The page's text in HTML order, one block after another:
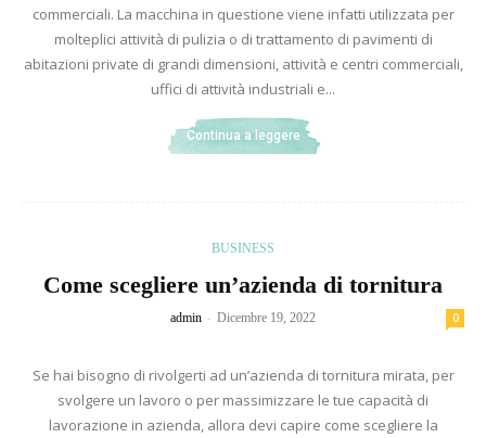
commerciali. La macchina in questione viene infatti utilizzata per
molteplici attività di pulizia o di trattamento di pavimenti di
abitazioni private di grandi dimensioni, attività e centri commerciali,
uffici di attività industriali e...
Continua a leggere
BUSINESS
Come scegliere un’azienda di tornitura
admin - Dicembre 19, 2022 0
Se hai bisogno di rivolgerti ad un’azienda di tornitura mirata, per
svolgere un lavoro o per massimizzare le tue capacità di
lavorazione in azienda, allora devi capire come scegliere la